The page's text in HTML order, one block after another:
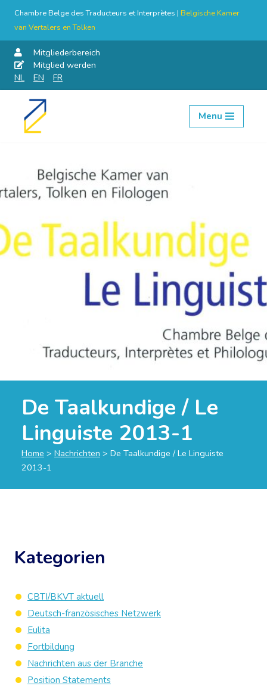
Chambre Belge des Traducteurs et Interprètes | Belgische Kamer
van Vertalers en Tolken
Mitgliederbereich
Mitglied werden
NL
EN FR
Skip
Menu
De Taalkundige / Le
Linguiste 2013-1
Home > Nachrichten > De Taalkundige / Le Linguiste
2013-1
Kategorien
CBTI/BKVT aktuell
Deutsch-französisches Netzwerk
Eulita
Fortbildung
Nachrichten aus der Branche
Position Statements